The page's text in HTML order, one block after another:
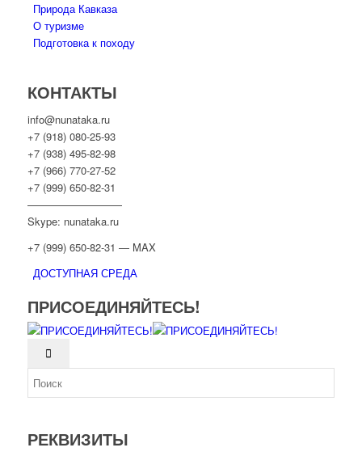
Природа Кавказа
О туризме
Подготовка к походу
КОНТАКТЫ
info@nunataka.ru
+7 (918) 080-25-93
+7 (938) 495-82-98
+7 (966) 770-27-52
+7 (999) 650-82-31
—————————
Skype: nunataka.ru
+7 (999) 650-82-31 — MAX
ДОСТУПНАЯ СРЕДА
ПРИСОЕДИНЯЙТЕСЬ!
РЕКВИЗИТЫ